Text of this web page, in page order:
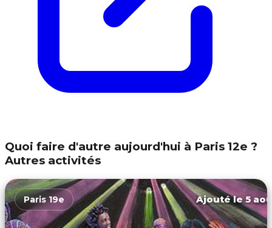
Quoi faire d'autre aujourd'hui à Paris 12e ?
Autres activités
Paris 19e Ajouté le 5